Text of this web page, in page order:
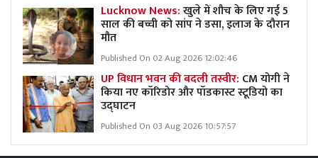
Lucknow News:खुले में शौच के लिए गई 5
साल की बच्ची को सांप ने डसा, इलाज के दौरान
मौत
Published On 02 Aug 2026 12:02:46
UP विधान भवन की बदली तस्वीर: CM योगी ने
किया नए कॉरिडोर और पॉडकास्ट स्टूडियो का
उद्घाटन
Published On 03 Aug 2026 10:57:57